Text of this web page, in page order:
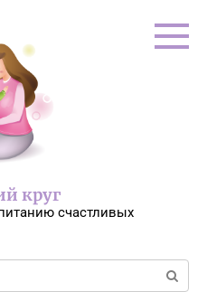
круг
счастливых